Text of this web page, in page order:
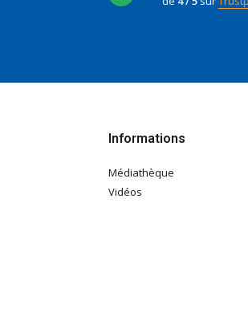
Informations
Médiathèque
Vidéos